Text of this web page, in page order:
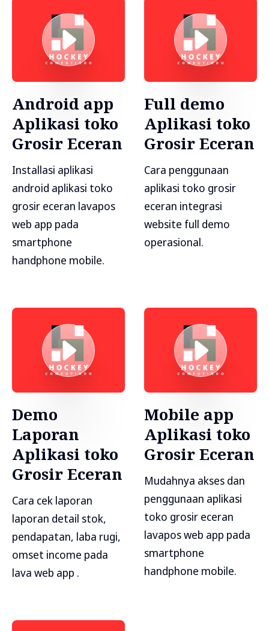
Android app
Aplikasi toko
Grosir Eceran
Installasi aplikasi
android aplikasi toko
grosir eceran lavapos
web app pada
smartphone
handphone mobile.
Full demo
Aplikasi toko
Grosir Eceran
Cara penggunaan
aplikasi toko grosir
eceran integrasi
website full demo
operasional.
Demo
Laporan
Aplikasi toko
Grosir Eceran
Cara cek laporan
laporan detail stok,
pendapatan, laba rugi,
omset income pada
lava web app .
Mobile app
Aplikasi toko
Grosir Eceran
Mudahnya akses dan
penggunaan aplikasi
toko grosir eceran
lavapos web app pada
smartphone
handphone mobile.